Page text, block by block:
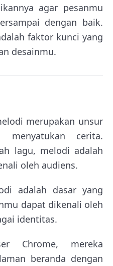
agar pesanmu
dengan baik.
faktor kunci yang
desainmu.
merupakan unsur
cerita.
lagu, melodi adalah
oleh audiens.
adalah dasar yang
dapat dikenali oleh
identitas.
Chrome, mereka
beranda dengan